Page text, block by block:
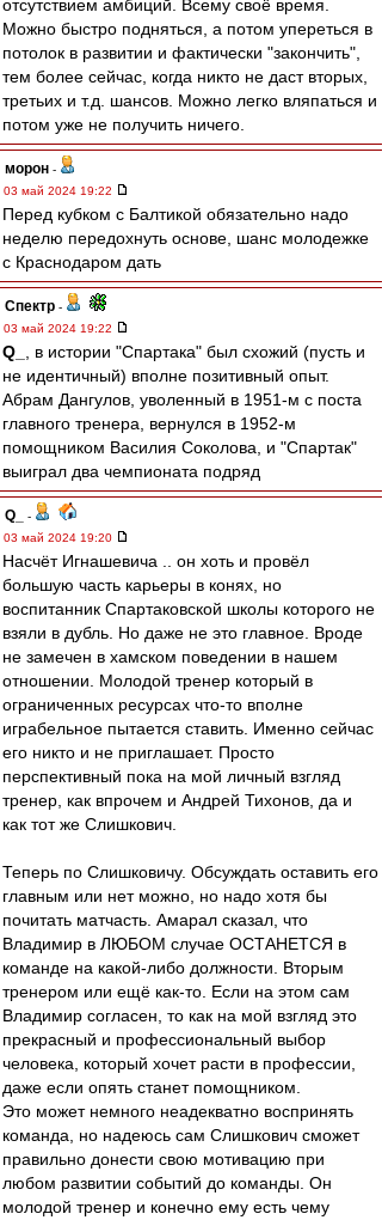
отсутствием амбиций. Всему своё время.
Можно быстро подняться, а потом упереться в
потолок в развитии и фактически "закончить",
тем более сейчас, когда никто не даст вторых,
третьих и т.д. шансов. Можно легко вляпаться и
потом уже не получить ничего.
морон -
03 май 2024 19:22
Перед кубком с Балтикой обязательно надо
неделю передохнуть основе, шанс молодежке
с Краснодаром дать
Спектр -
03 май 2024 19:22
Q_
, в истории "Спартака" был схожий (пусть и
не идентичный) вполне позитивный опыт.
Абрам Дангулов, уволенный в 1951-м с поста
главного тренера, вернулся в 1952-м
помощником Василия Соколова, и "Спартак"
выиграл два чемпионата подряд
Q_
-
03 май 2024 19:20
Насчёт Игнашевича .. он хоть и провёл
большую часть карьеры в конях, но
воспитанник Спартаковской школы которого не
взяли в дубль. Но даже не это главное. Вроде
не замечен в хамском поведении в нашем
отношении. Молодой тренер который в
ограниченных ресурсах что-то вполне
играбельное пытается ставить. Именно сейчас
его никто и не приглашает. Просто
перспективный пока на мой личный взгляд
тренер, как впрочем и Андрей Тихонов, да и
как тот же Слишкович.
Теперь по Слишковичу. Обсуждать оставить его
главным или нет можно, но надо хотя бы
почитать матчасть. Амарал сказал, что
Владимир в ЛЮБОМ случае ОСТАНЕТСЯ в
команде на какой-либо должности. Вторым
тренером или ещё как-то. Если на этом сам
Владимир согласен, то как на мой взгляд это
прекрасный и профессиональный выбор
человека, который хочет расти в профессии,
даже если опять станет помощником.
Это может немного неадекватно воспринять
команда, но надеюсь сам Слишкович сможет
правильно донести свою мотивацию при
любом развитии событий до команды. Он
молодой тренер и конечно ему есть чему